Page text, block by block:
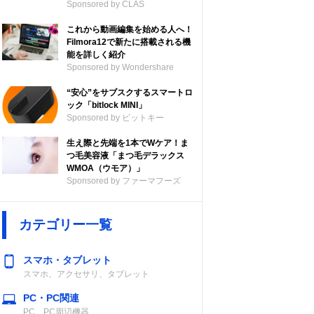
Sponsored by CLAS
これから動画編集を始める人へ！
Filmora12で新たに搭載される機
能を詳しく紹介
Sponsored by Wondershare
“安心”をサブスクするスマートロ
ック「bitlock MINI」
Sponsored by ビットキー
生え際と先端を1本でWケア！ま
つ毛美容液「まつ毛デラックス
WMOA（ウモア）」
Sponsored by ファーマフーズ
カテゴリー一覧
スマホ・タブレット
スマホ、アクセサリ、タブレット
PC・PC関連